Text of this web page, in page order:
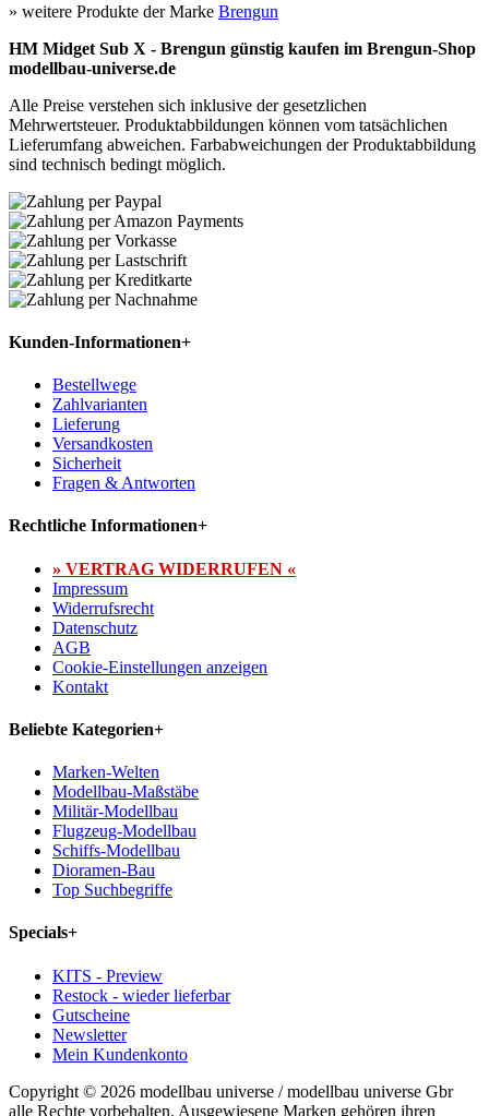
» weitere Produkte der Marke Brengun
HM Midget Sub X - Brengun günstig kaufen im Brengun-Shop
modellbau-universe.de
Alle Preise verstehen sich inklusive der gesetzlichen
Mehrwertsteuer. Produktabbildungen können vom tatsächlichen
Lieferumfang abweichen. Farbabweichungen der Produktabbildung
sind technisch bedingt möglich.
Kunden-Informationen+
Bestellwege
Zahlvarianten
Lieferung
Versandkosten
Sicherheit
Fragen & Antworten
Rechtliche Informationen+
» VERTRAG WIDERRUFEN «
Impressum
Widerrufsrecht
Datenschutz
AGB
Cookie-Einstellungen anzeigen
Kontakt
Beliebte Kategorien+
Marken-Welten
Modellbau-Maßstäbe
Militär-Modellbau
Flugzeug-Modellbau
Schiffs-Modellbau
Dioramen-Bau
Top Suchbegriffe
Specials+
KITS - Preview
Restock - wieder lieferbar
Gutscheine
Newsletter
Mein Kundenkonto
Copyright © 2026 modellbau universe / modellbau universe Gbr
alle Rechte vorbehalten. Ausgewiesene Marken gehören ihren